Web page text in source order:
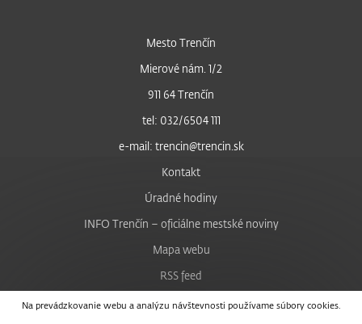
Na prevádzkovanie webu a analýzu návštevnosti používame súbory cookies.
Mesto Trenčín
Mierové nám. 1/2
911 64 Trenčín
tel: 032/6504 111
e-mail: trencin@trencin.sk
Kontakt
Úradné hodiny
INFO Trenčín – oficiálne mestské noviny
Mapa webu
RSS feed
Nastavenie cookies